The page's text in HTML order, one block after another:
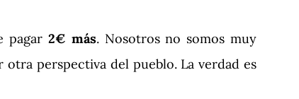
pagar2€ más. Nosotros no somos muy
perspectiva del pueblo. La verdad es